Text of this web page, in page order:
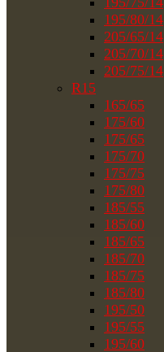
195/80/14
205/65/14
205/70/14
205/75/14
R15
165/65
175/60
175/65
175/70
175/75
175/80
185/55
185/60
185/65
185/70
185/75
185/80
195/50
195/55
195/60